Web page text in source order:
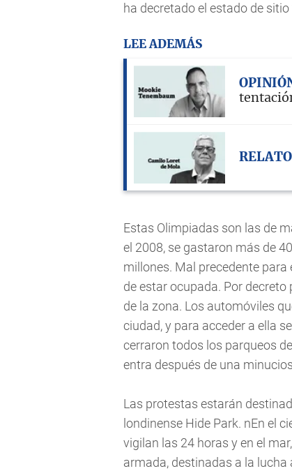
ha decretado el estado de
LEE ADEMÁS
RELATO
Estas Olimpiadas son las de
el 2008, se gastaron más de
millones. Mal precedente
de estar ocupada. Por
de la zona. Los automóviles
ciudad, y para acceder a ella
cerraron todos los parqueos
entra después de una
Las protestas estarán
londinense Hide Park. nEn el
vigilan las 24 horas y en el
armada, destinadas a la